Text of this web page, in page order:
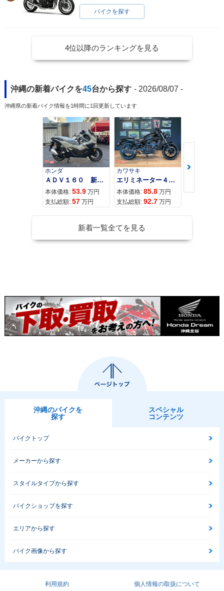
バイクを探す
4位以降のランキングを見る
沖縄の新着バイクを45台から探す - 2026/08/07 -
沖縄県の新着バイク情報を1時間に1回更新しています
ホンダ
ＡＤＶ１６０ 新車 ２０２６年最新モデル パールスモーキーグレー スマートキー ２９Ｌメットイン ＵＳＢ Ｔｙｐｅ−Ｃ装備
本体価格: 53.9 万円
支払総額: 57 万円
カワサキ
エリミネーター４００
本体価格: 85.8 万円
支払総額: 92.7 万円
カワサキ
本体価格:
新着一覧全てを見る
沖縄のバイクを
探す
スペシャル
コンテンツ
バイクトップ
メーカーから探す
スタイルタイプから探す
バイクショップを探す
エリアから探す
バイク画像から探す
利用規約 個人情報の取扱について